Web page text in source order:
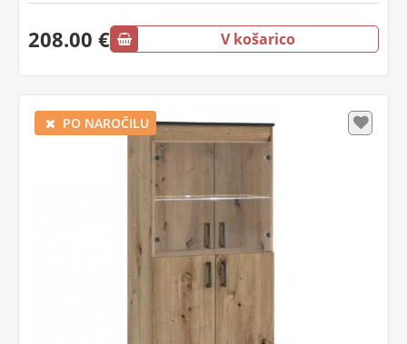
208.00 € V košarico
PO NAROČILU